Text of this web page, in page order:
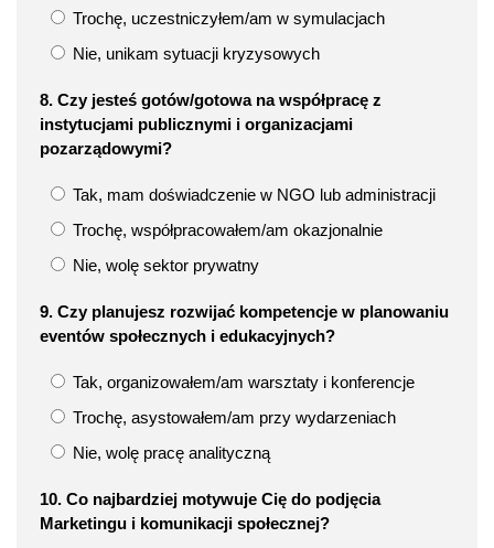
Trochę, uczestniczyłem/am w symulacjach
Nie, unikam sytuacji kryzysowych
8. Czy jesteś gotów/gotowa na współpracę z
instytucjami publicznymi i organizacjami
pozarządowymi?
Tak, mam doświadczenie w NGO lub administracji
Trochę, współpracowałem/am okazjonalnie
Nie, wolę sektor prywatny
9. Czy planujesz rozwijać kompetencje w planowaniu
eventów społecznych i edukacyjnych?
Tak, organizowałem/am warsztaty i konferencje
Trochę, asystowałem/am przy wydarzeniach
Nie, wolę pracę analityczną
10. Co najbardziej motywuje Cię do podjęcia
Marketingu i komunikacji społecznej?